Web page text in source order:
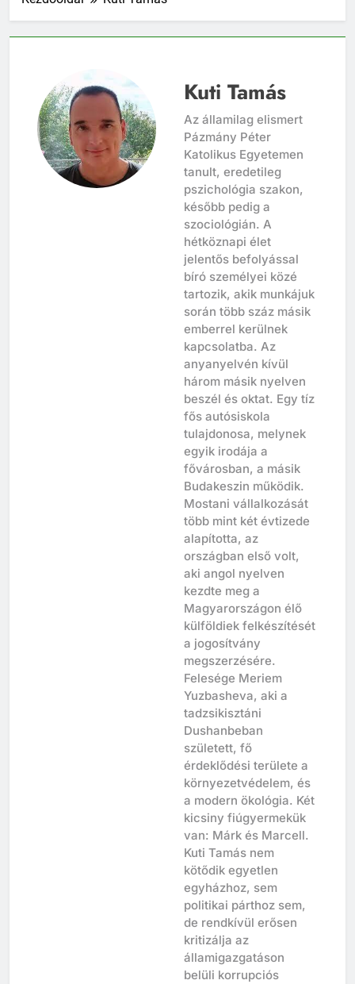
Kuti Tamás
Az államilag elismert
Pázmány Péter
Katolikus Egyetemen
tanult, eredetileg
pszichológia szakon,
később pedig a
szociológián. A
hétköznapi élet
jelentős befolyással
bíró személyei közé
tartozik, akik munkájuk
során több száz másik
emberrel kerülnek
kapcsolatba. Az
anyanyelvén kívül
három másik nyelven
beszél és oktat. Egy tíz
fős autósiskola
tulajdonosa, melynek
egyik irodája a
fővárosban, a másik
Budakeszin működik.
Mostani vállalkozását
több mint két évtizede
alapította, az
országban első volt,
aki angol nyelven
kezdte meg a
Magyarországon élő
külföldiek felkészítését
a jogosítvány
megszerzésére.
Felesége Meriem
Yuzbasheva, aki a
tadzsikisztáni
Dushanbeban
született, fő
érdeklődési területe a
környezetvédelem, és
a modern ökológia. Két
kicsiny fiúgyermekük
van: Márk és Marcell.
Kuti Tamás nem
kötődik egyetlen
egyházhoz, sem
politikai párthoz sem,
de rendkívül erősen
kritizálja az
államigazgatáson
belüli korrupciós